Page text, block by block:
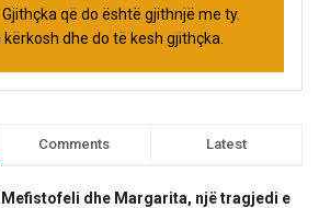
që do është gjithnjë me ty.
dhe do të kesh gjithçka.
Comments Latest
Mefistofeli dhe Margarita, një tragjedi e